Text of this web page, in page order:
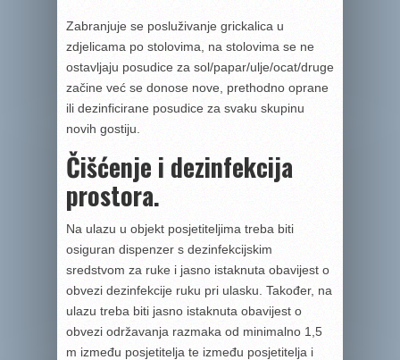
Zabranjuje se posluživanje grickalica u
zdjelicama po stolovima, na stolovima se ne
ostavljaju posudice za sol/papar/ulje/ocat/druge
začine već se donose nove, prethodno oprane
ili dezinficirane posudice za svaku skupinu
novih gostiju.
Čišćenje i dezinfekcija
prostora.
Na ulazu u objekt posjetiteljima treba biti
osiguran dispenzer s dezinfekcijskim
sredstvom za ruke i jasno istaknuta obavijest o
obvezi dezinfekcije ruku pri ulasku. Također, na
ulazu treba biti jasno istaknuta obavijest o
obvezi održavanja razmaka od minimalno 1,5
m između posjetitelja te između posjetitelja i